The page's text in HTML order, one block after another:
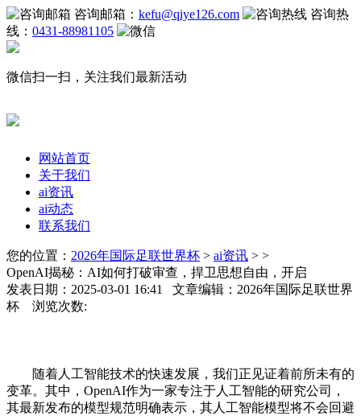
咨询邮箱： kefu@qiye126.com
咨询热
线： 0431-88981105
微信扫一扫，关注我们最新活动
网站首页
关于我们
ai资讯
ai动态
联系我们
您的位置： 2026年国际足联世界杯 > ai资讯 > >
OpenAI揭秘：AI如何打破审查，捍卫思想自由，开启
发表日期：2025-03-01 16:41 文章编辑：2026年国际足联世界
杯 浏览次数:
随着人工智能技术的快速发展，我们正见证着前所未有的
变革。其中，OpenAI作为一家专注于人工智能的研究公司，
其最新发布的模型规范明确表示，其人工智能模型将不会回避